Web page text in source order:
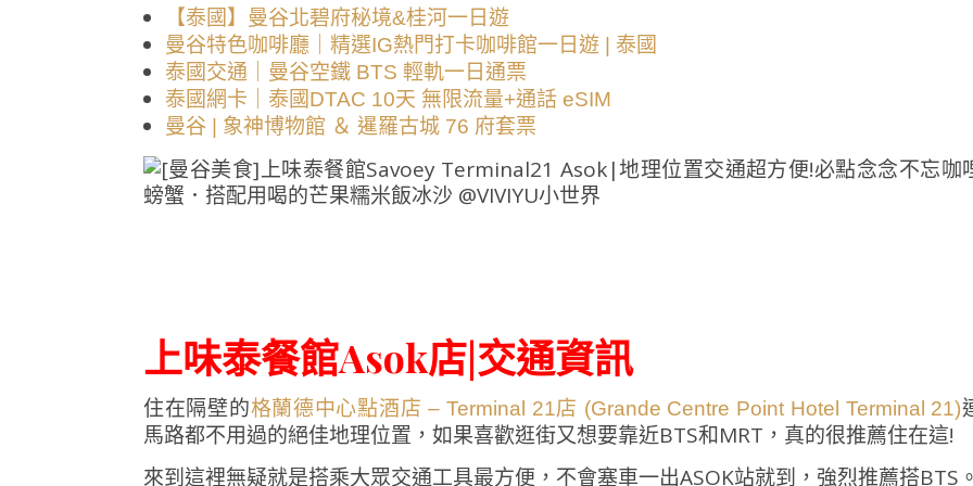
【泰國】曼谷北碧府秘境&桂河一日遊
曼谷特色咖啡廳｜精選IG熱門打卡咖啡館一日遊 | 泰國
泰國交通｜曼谷空鐵 BTS 輕軌一日通票
泰國網卡｜泰國DTAC 10天 無限流量+通話 eSIM
曼谷 | 象神博物館 ＆ 暹羅古城 76 府套票
上味泰餐館Asok店|交通資訊
住在隔壁的格蘭德中心點酒店 – Terminal 21店 (Grande Centre Point Hotel Terminal 21)
馬路都不用過的絕佳地理位置，如果喜歡逛街又想要靠近BTS和MRT，真的很推薦住在這!
來到這裡無疑就是搭乘大眾交通工具最方便，不會塞車一出ASOK站就到，強烈推薦搭BTS